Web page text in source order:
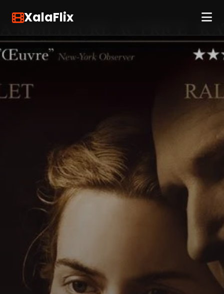
XalaFlix